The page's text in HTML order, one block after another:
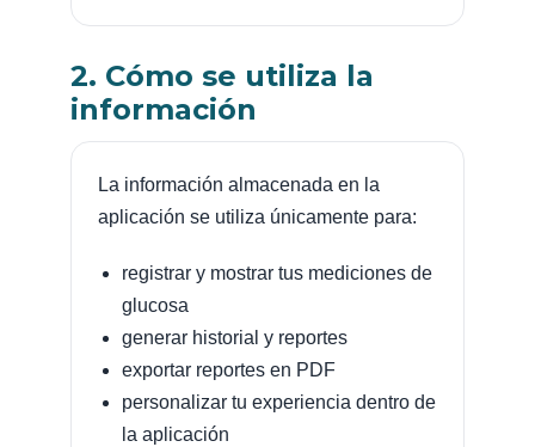
2. Cómo se utiliza la
información
La información almacenada en la
aplicación se utiliza únicamente para:
registrar y mostrar tus mediciones de
glucosa
generar historial y reportes
exportar reportes en PDF
personalizar tu experiencia dentro de
la aplicación